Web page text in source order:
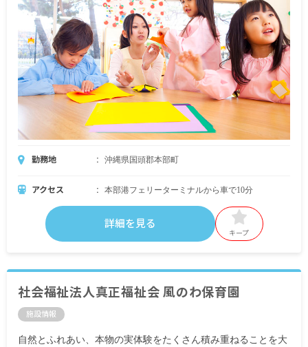
勤務地 沖縄県国頭郡本部町
アクセス 本部港フェリーターミナルから車で10分
詳細を見る
キープ
社会福祉法人真正福祉会 風のわ保育園
施設情報
自然とふれあい、本物の実体験をたくさん積み重ねることを大